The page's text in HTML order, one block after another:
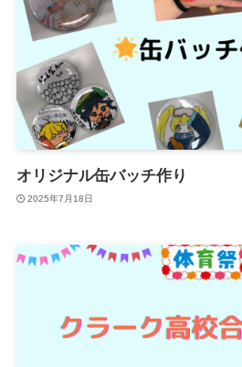
オリジナル缶バッチ作り
2025年7月18日